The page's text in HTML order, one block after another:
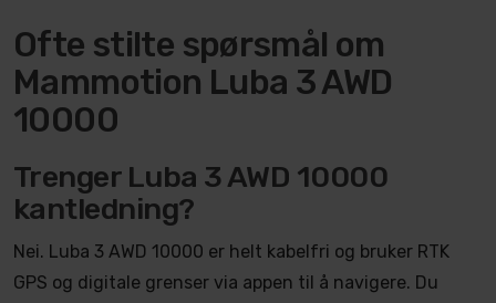
Ofte stilte spørsmål om
Mammotion Luba 3 AWD
10000
Trenger Luba 3 AWD 10000
kantledning?
Nei. Luba 3 AWD 10000 er helt kabelfri og bruker RTK
GPS og digitale grenser via appen til å navigere. Du